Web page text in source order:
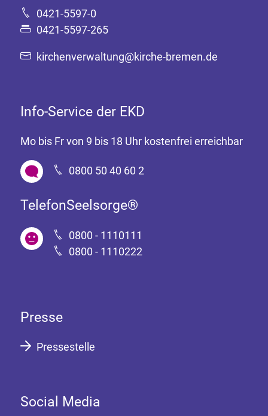
0421-5597-0
0421-5597-265
kirchenverwaltung@kirche-bremen.de
Info-Service der EKD
Mo bis Fr von 9 bis 18 Uhr kostenfrei erreichbar
0800 50 40 60 2
TelefonSeelsorge®
0800 - 1110111
0800 - 1110222
Presse
Pressestelle
Social Media